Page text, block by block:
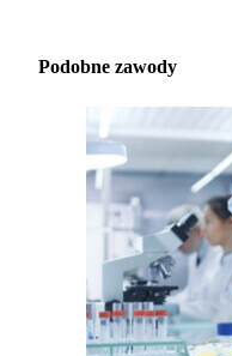
Podobne zawody